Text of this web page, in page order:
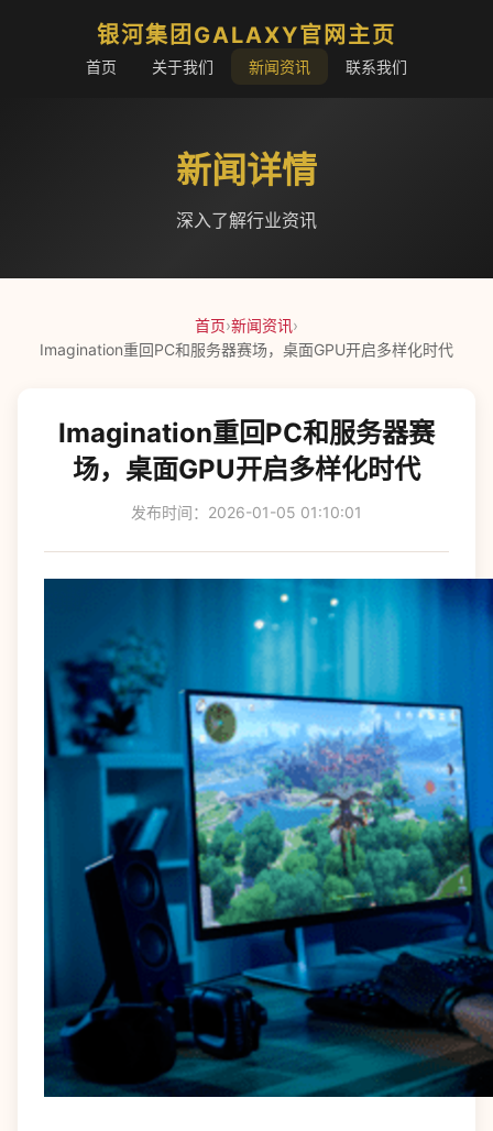
银河集团GALAXY官网主页
首页 关于我们 新闻资讯 联系我们
新闻详情
深入了解行业资讯
首页›新闻资讯›
Imagination重回PC和服务器赛场，桌面GPU开启多样化时代
Imagination重回PC和服务器赛
场，桌面GPU开启多样化时代
发布时间：2026-01-05 01:10:01